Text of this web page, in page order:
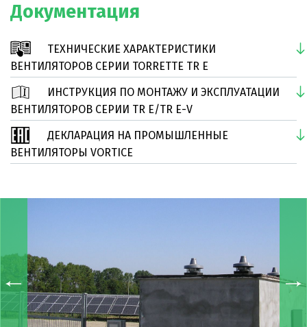
коррозию.
на шарикоподшипниках. Двигатель соответствует
стандарту UNELEC B5.
Специальная конструкция рабочего колеса
позволяет минимизировать налипание продуктов
выброса вентилятора на его поверхности. Лопатки
рабочего колеса загнуты назад.
Документация
ТЕХНИЧЕСКИЕ ХАРАКТЕРИСТИКИ
ВЕНТИЛЯТОРОВ СЕРИИ TORRETTE TR E
ИНСТРУКЦИЯ ПО МОНТАЖУ И ЭКСПЛУАТАЦИИ
ВЕНТИЛЯТОРОВ СЕРИИ TR E/TR E-V
ДЕКЛАРАЦИЯ НА ПРОМЫШЛЕННЫЕ
ВЕНТИЛЯТОРЫ VORTICE